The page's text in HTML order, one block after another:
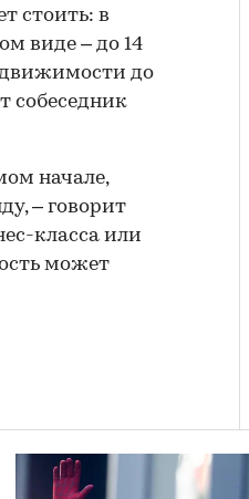
стоить: в
виде – до 14
до
собеседник
начале,
– говорит
класса или
может